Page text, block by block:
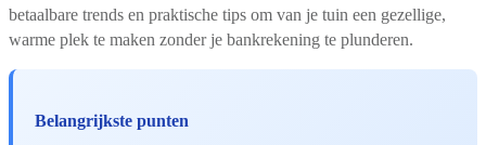
betaalbare trends en praktische tips om van je tuin een gezellige,
warme plek te maken zonder je bankrekening te plunderen.
Belangrijkste punten